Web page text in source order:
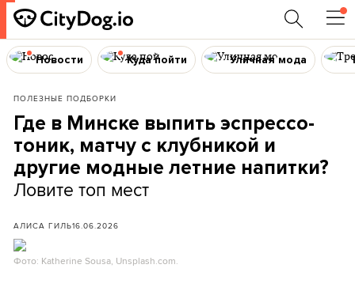
Новости Куда пойти Уличная мода
ПОЛЕЗНЫЕ ПОДБОРКИ
Где в Минске выпить эспрессо-
тоник, матчу с клубникой и
другие модные летние напитки?
Ловите топ мест
АЛИСА ГИЛЬ16.06.2026
Фото: Katherine Sousa, Unsplash.com.